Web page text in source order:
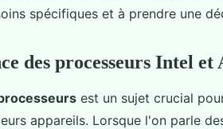
spécifiques et à prendre une
des processeurs Intel et
est un sujet crucial
appareils. Lorsque l'on parle